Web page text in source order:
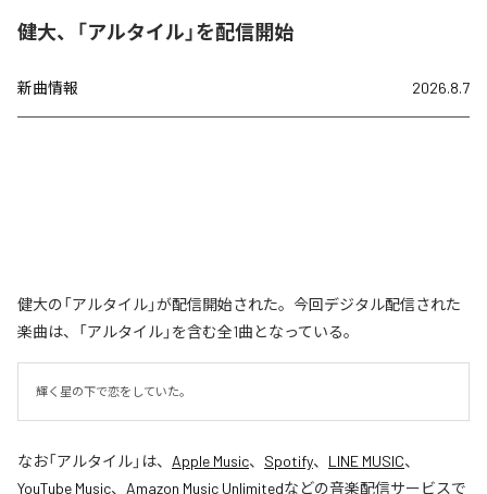
健大、「アルタイル」を配信開始
新曲情報 2026.8.7
健大の「アルタイル」が配信開始された。今回デジタル配信された
楽曲は、「アルタイル」を含む全1曲となっている。
輝く星の下で恋をしていた。
なお「アルタイル」は、 Apple Music、 Spotify、 LINE MUSIC、
YouTube Music、 Amazon Music Unlimitedなどの音楽配信サービスで